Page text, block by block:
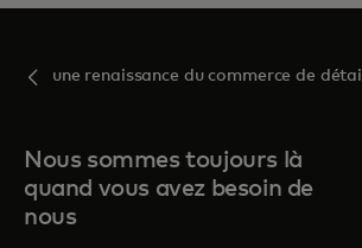
une renaissance du commerce de détail
Nous sommes toujours là
quand vous avez besoin de
nous